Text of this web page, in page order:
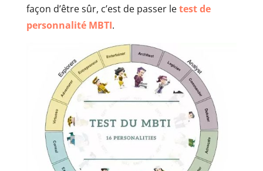
façon d’être sûr, c’est de passer letest de
personnalité MBTI.